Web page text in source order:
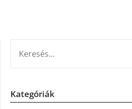
Kategóriák